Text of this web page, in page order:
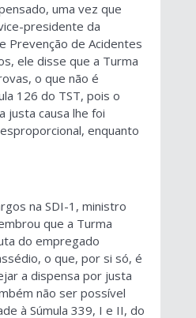
uma vez que
presidente da
Prevenção de Acidentes
ele disse que a Turma
o que não é
126 do TST, pois o
justa causa lhe foi
enquanto
na SDI-1, ministro
que a Turma
do empregado
o que, por si só, é
a dispensa por justa
não ser possível
à Súmula 339, I e II, do